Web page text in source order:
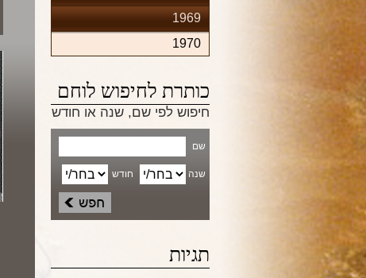
1969
1970
כותרת לחיפוש לוחם
חיפוש לפי שם, שנה או חודש
שם
שנה חודש
תגיות